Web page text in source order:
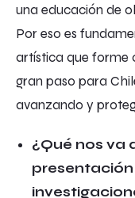
una educación de
Por eso es
artística que forme
gran paso para
avanzando y
¿Qué nos va
presentación